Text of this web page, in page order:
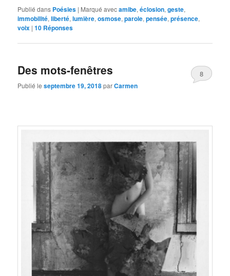
Publié dans Poésies | Marqué avecamibe,éclosion,geste,
immobilité,liberté,lumière,osmose,parole,pensée,présence,
voix |10 Réponses
Des mots-fenêtres
Publié leseptembre 19, 2018parCarmen
8